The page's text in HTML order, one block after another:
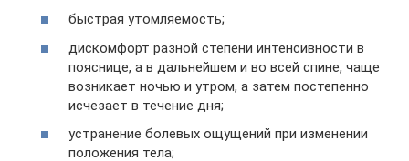
быстрая утомляемость;
дискомфорт разной степени интенсивности в
пояснице, а в дальнейшем и во всей спине, чаще
возникает ночью и утром, а затем постепенно
исчезает в течение дня;
устранение болевых ощущений при изменении
положения тела;